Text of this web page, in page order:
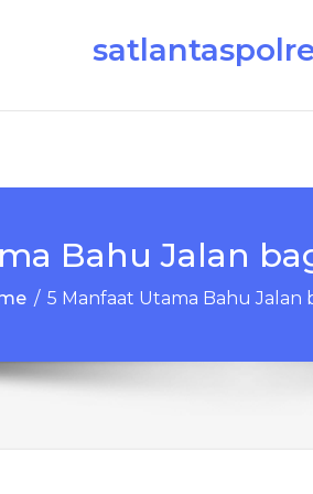
Bahu Jalan
/ 5 Manfaat Utama Bahu Jalan